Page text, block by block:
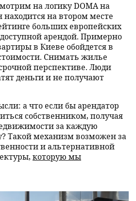
на логику DOMA на
на втором месте
больших европейских
арендой. Примерно
в Киеве обойдется в
Снимать жилье
перспективе. Люди
деньги и не получают
а что если бы арендатор
собственником, получая
за каждую
Такой механизм возможен за
и альтернативной
которую мы